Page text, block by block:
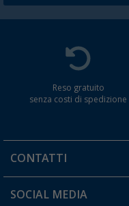
Reso gratuito
senza costi di spedizione
CONTATTI
Orari di apertura del servizio:
SOCIAL MEDIA